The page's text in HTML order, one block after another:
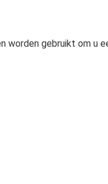
worden gebruikt om u